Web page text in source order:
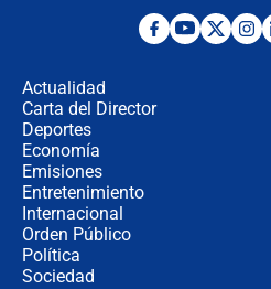
"No
Actualidad
Carta del Director
Deportes
Economía
Emisiones
Entretenimiento
Internacional
Orden Público
Política
Sociedad